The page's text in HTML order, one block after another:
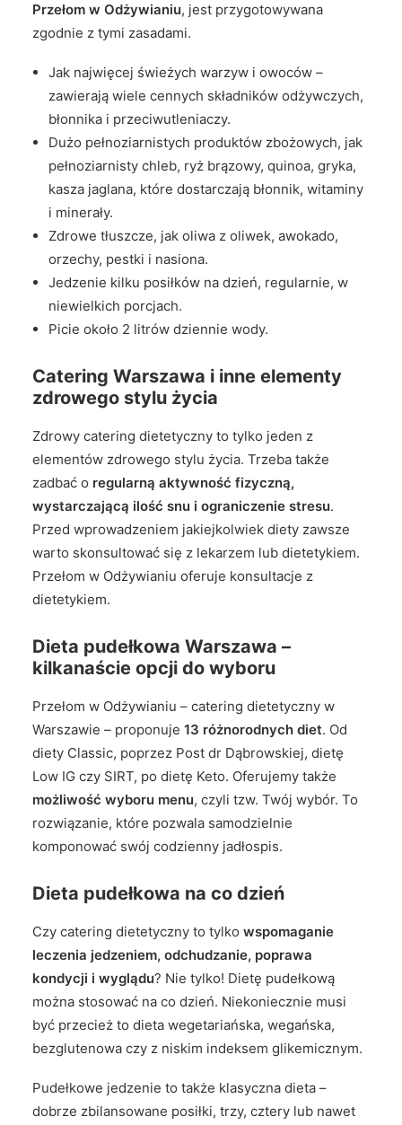
Przełom w Odżywianiu, jest przygotowywana
zgodnie z tymi zasadami.
Jak najwięcej świeżych warzyw i owoców –
zawierają wiele cennych składników odżywczych,
błonnika i przeciwutleniaczy.
Dużo pełnoziarnistych produktów zbożowych, jak
pełnoziarnisty chleb, ryż brązowy, quinoa, gryka,
kasza jaglana, które dostarczają błonnik, witaminy
i minerały.
Zdrowe tłuszcze, jak oliwa z oliwek, awokado,
orzechy, pestki i nasiona.
Jedzenie kilku posiłków na dzień, regularnie, w
niewielkich porcjach.
Picie około 2 litrów dziennie wody.
Catering Warszawa i inne elementy
zdrowego stylu życia
Zdrowy catering dietetyczny to tylko jeden z
elementów zdrowego stylu życia. Trzeba także
zadbać o regularną aktywność fizyczną,
wystarczającą ilość snu i ograniczenie stresu.
Przed wprowadzeniem jakiejkolwiek diety zawsze
warto skonsultować się z lekarzem lub dietetykiem.
Przełom w Odżywianiu oferuje konsultacje z
dietetykiem.
Dieta pudełkowa Warszawa –
kilkanaście opcji do wyboru
Przełom w Odżywianiu – catering dietetyczny w
Warszawie – proponuje 13 różnorodnych diet. Od
diety Classic, poprzez Post dr Dąbrowskiej, dietę
Low IG czy SIRT, po dietę Keto. Oferujemy także
możliwość wyboru menu, czyli tzw. Twój wybór. To
rozwiązanie, które pozwala samodzielnie
komponować swój codzienny jadłospis.
Dieta pudełkowa na co dzień
Czy catering dietetyczny to tylko wspomaganie
leczenia jedzeniem, odchudzanie, poprawa
kondycji i wyglądu? Nie tylko! Dietę pudełkową
można stosować na co dzień. Niekoniecznie musi
być przecież to dieta wegetariańska, wegańska,
bezglutenowa czy z niskim indeksem glikemicznym.
Pudełkowe jedzenie to także klasyczna dieta –
dobrze zbilansowane posiłki, trzy, cztery lub nawet